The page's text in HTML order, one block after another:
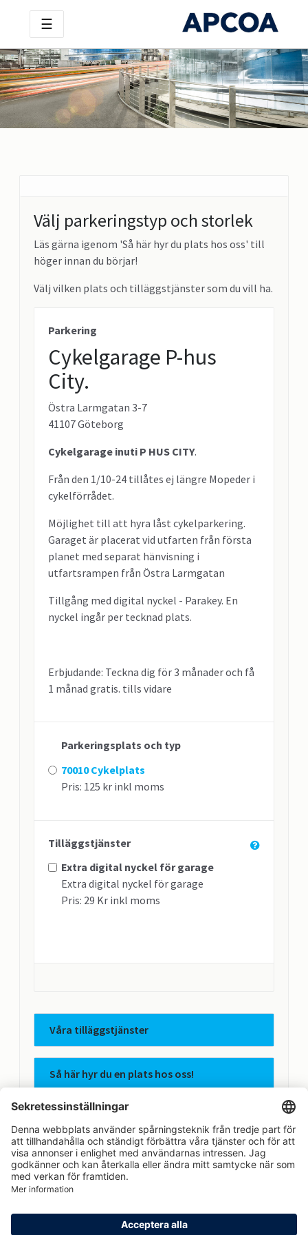
☰
Välj parkeringstyp och storlek
Läs gärna igenom 'Så här hyr du plats hos oss' till
höger innan du börjar!
Välj vilken plats och tilläggstjänster som du vill ha.
Parkering
Cykelgarage P-hus
City.
Östra Larmgatan 3-7
41107 Göteborg
Cykelgarage inuti P HUS CITY.
Från den 1/10-24 tillåtes ej längre Mopeder i
cykelförrådet.
Möjlighet till att hyra låst cykelparkering.
Garaget är placerat vid utfarten från första
planet med separat hänvisning i
utfartsrampen från Östra Larmgatan
Tillgång med digital nyckel - Parakey. En
nyckel ingår per tecknad plats.
Erbjudande: Teckna dig för 3 månader och få
1 månad gratis. tills vidare
Parkeringsplats och typ
70010 Cykelplats
Pris: 125 kr inkl moms
Tilläggstjänster
Extra digital nyckel för garage
Extra digital nyckel för garage
Pris: 29 Kr inkl moms
Våra tilläggstjänster
Så här hyr du en plats hos oss!
Apcoas integritetspolicy
Avtalsvillkor